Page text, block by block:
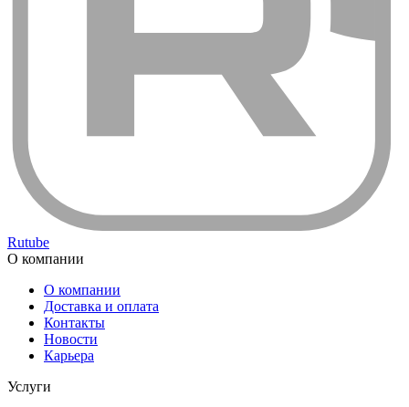
Rutube
О компании
О компании
Доставка и оплата
Контакты
Новости
Карьера
Услуги